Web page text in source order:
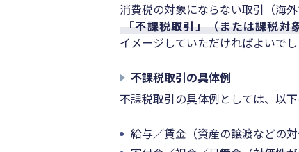
消費税の対象にならない取引（海
「不課税取引」（または課税対
イメージしていただければよいでし
不課税取引の具体例
不課税取引の具体例としては、以
給与／賃金（資産の譲渡などの対